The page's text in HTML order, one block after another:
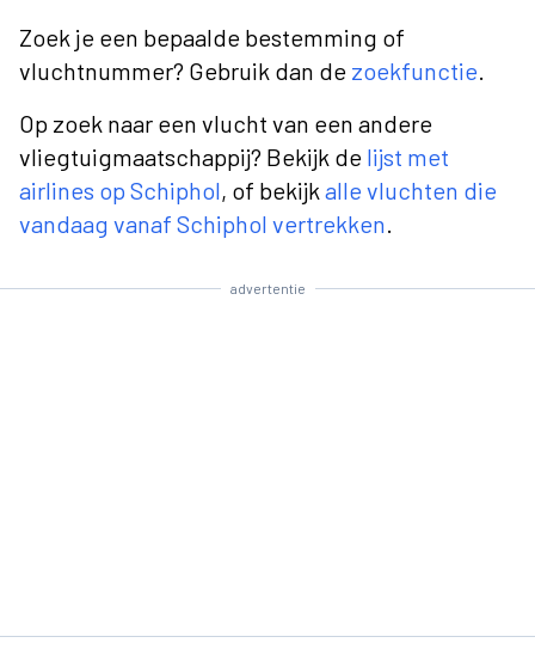
Zoek je een bepaalde bestemming of
vluchtnummer? Gebruik dan de zoekfunctie.
Op zoek naar een vlucht van een andere
vliegtuigmaatschappij? Bekijk de lijst met
airlines op Schiphol, of bekijk alle vluchten die
vandaag vanaf Schiphol vertrekken.
advertentie